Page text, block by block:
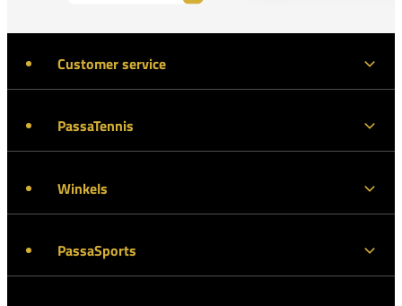
Customer service
PassaTennis
Winkels
PassaSports